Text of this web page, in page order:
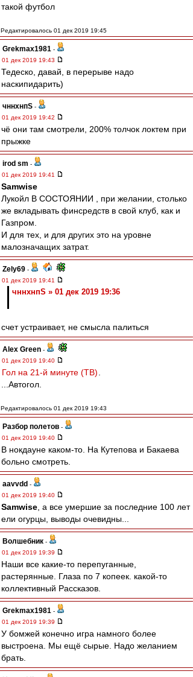
такой футбол
Редактировалось 01 дек 2019 19:45
Grekmax1981 -
01 дек 2019 19:43
Тедеско, давай, в перерыве надо
наскипидарить)
чннхнпS -
01 дек 2019 19:42
чё они там смотрели, 200% толчок локтем при
прыжке
irod sm -
01 дек 2019 19:41
Samwise
Лукойл В СОСТОЯНИИ , при желании, столько
же вкладывать финсредств в свой клуб, как и
Газпром.
И для тех, и для других это на уровне
малозначащих затрат.
Zely69 -
01 дек 2019 19:41
чннхнпS » 01 дек 2019 19:36
счет устраивает, не смысла палиться
Alex Green -
01 дек 2019 19:40
Гол на 21-й минуте (ТВ)
...Автогол.
Редактировалось 01 дек 2019 19:43
Разбор полетов -
01 дек 2019 19:40
В нокдауне каком-то. На Кутепова и Бакаева
больно смотреть.
aavvdd -
01 дек 2019 19:40
Samwise , а все умершие за последние 100 лет
ели огурцы, выводы очевидны...
Волшебник -
01 дек 2019 19:39
Наши все какие-то перепуганные,
растерянные. Глаза по 7 копеек. какой-то
коллективный Рассказов.
Grekmax1981 -
01 дек 2019 19:39
У бомжей конечно игра намного более
выстроена. Мы ещё сырые. Надо желанием
брать.